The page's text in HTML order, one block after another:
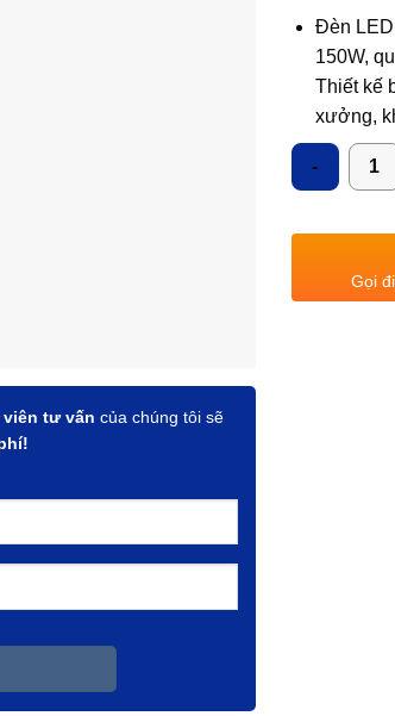
viên tư vấn của chúng tôi sẽ
Đèn
150W,
Thiết kế
xưởng,
Số lượng
Gọi